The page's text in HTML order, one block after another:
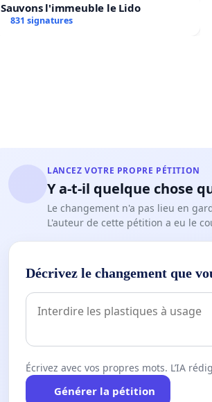
Sauvons l'immeuble le Lido
831 signatures
LANCEZ VOTRE PROPRE PÉTITION
Y a-t-il quelque chose
Le changement n'a pas lieu en
L'auteur de cette pétition a eu le
Décrivez le changement que
Écrivez avec vos propres mots. L’IA
Générer la pétition